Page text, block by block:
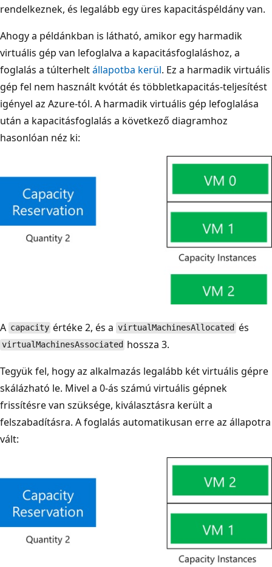
rendelkeznek, és legalább egy üres kapacitáspéldány van.
Ahogy a példánkban is látható, amikor egy harmadik
virtuális gép van lefoglalva a kapacitásfoglaláshoz, a
foglalás a túlterheltállapotba kerül. Ez a harmadik virtuális
gép fel nem használt kvótát és többletkapacitás-teljesítést
igényel az Azure-tól. A harmadik virtuális gép lefoglalása
után a kapacitásfoglalás a következő diagramhoz
hasonlóan néz ki:
A capacity értéke 2, és a virtualMachinesAllocated és
virtualMachinesAssociated hossza 3.
Tegyük fel, hogy az alkalmazás legalább két virtuális gépre
skálázható le. Mivel a 0-ás számú virtuális gépnek
frissítésre van szüksége, kiválasztásra került a
felszabadításra. A foglalás automatikusan erre az állapotra
vált: